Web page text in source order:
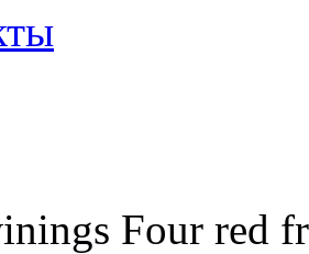
Four red